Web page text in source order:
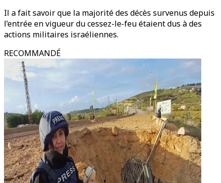
Il a fait savoir que la majorité des décès survenus depuis
l’entrée en vigueur du cessez-le-feu étaient dus à des
actions militaires israéliennes.
RECOMMANDÉ